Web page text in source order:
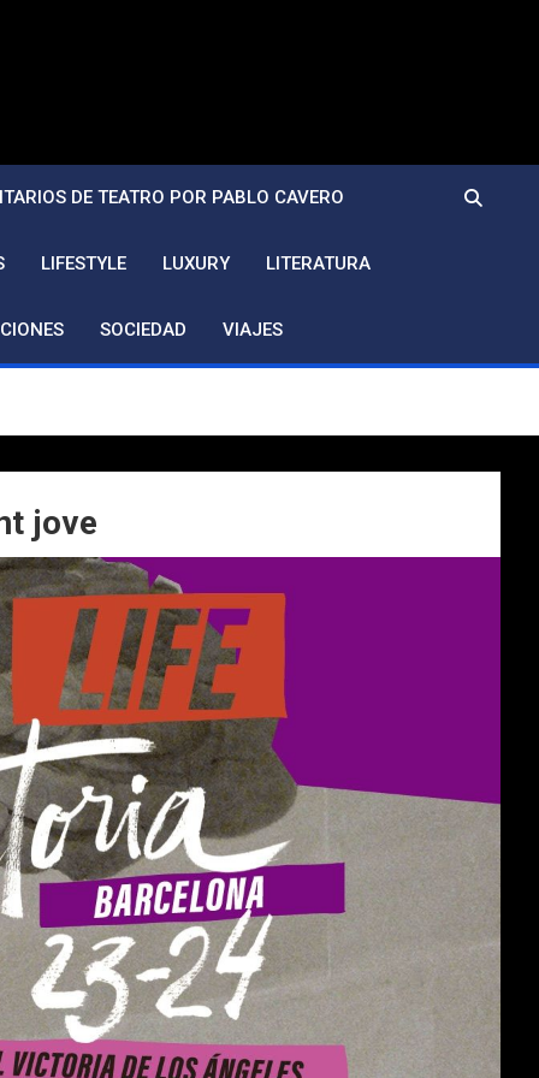
DE TEATRO POR PABLO CAVERO
LIFESTYLE LUXURY LITERATURA
SOCIEDAD VIAJES
jove